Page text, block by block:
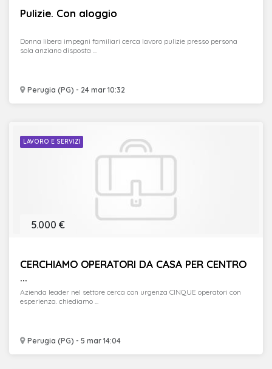
Pulizie. Con aloggio
Perugia (PG) - 24 mar 10:32
Donna libera impegni familiari cerca lavoro pulizie presso persona
sola anziano disposta ...
LAVORO E SERVIZI
CERCHIAMO OPERATORI DA CASA PER CENTRO
...
Perugia (PG) - 5 mar 14:04
5.000 €
Azienda leader nel settore cerca con urgenza CINQUE operatori con
esperienza. chiediamo ...